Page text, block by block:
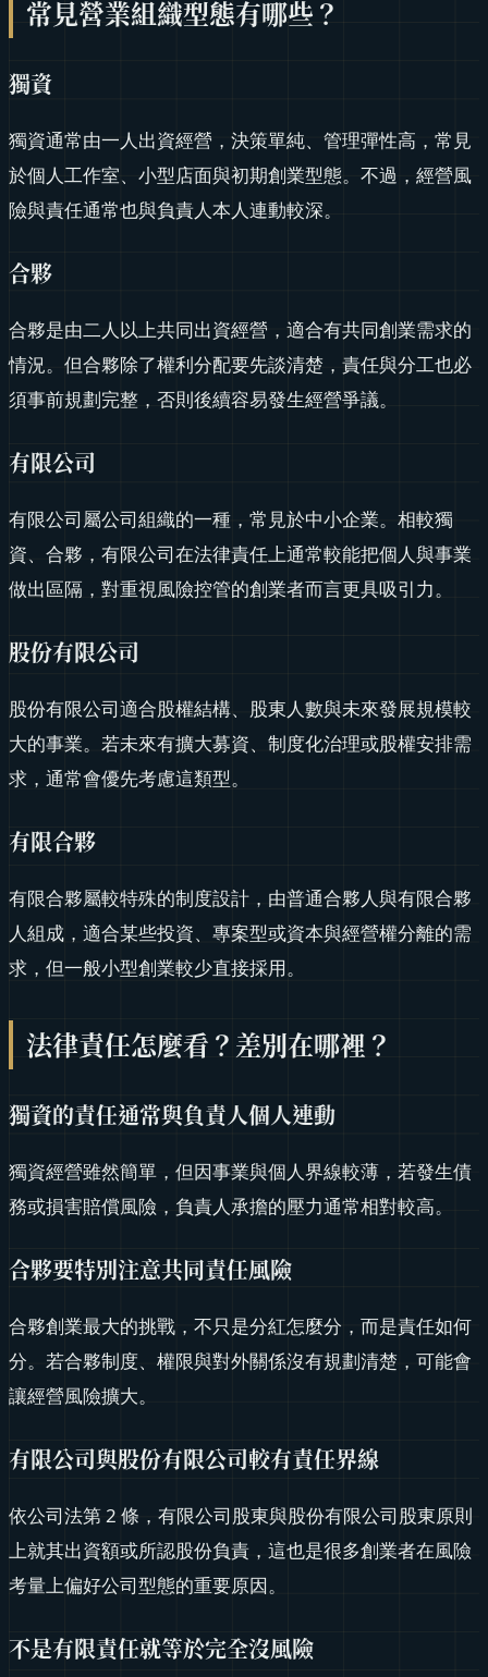
常見營業組織型態有哪些？
獨資
獨資通常由一人出資經營，決策單純、管理彈性高，常見
於個人工作室、小型店面與初期創業型態。不過，經營風
險與責任通常也與負責人本人連動較深。
合夥
合夥是由二人以上共同出資經營，適合有共同創業需求的
情況。但合夥除了權利分配要先談清楚，責任與分工也必
須事前規劃完整，否則後續容易發生經營爭議。
有限公司
有限公司屬公司組織的一種，常見於中小企業。相較獨
資、合夥，有限公司在法律責任上通常較能把個人與事業
做出區隔，對重視風險控管的創業者而言更具吸引力。
股份有限公司
股份有限公司適合股權結構、股東人數與未來發展規模較
大的事業。若未來有擴大募資、制度化治理或股權安排需
求，通常會優先考慮這類型。
有限合夥
有限合夥屬較特殊的制度設計，由普通合夥人與有限合夥
人組成，適合某些投資、專案型或資本與經營權分離的需
求，但一般小型創業較少直接採用。
法律責任怎麼看？差別在哪裡？
獨資的責任通常與負責人個人連動
獨資經營雖然簡單，但因事業與個人界線較薄，若發生債
務或損害賠償風險，負責人承擔的壓力通常相對較高。
合夥要特別注意共同責任風險
合夥創業最大的挑戰，不只是分紅怎麼分，而是責任如何
分。若合夥制度、權限與對外關係沒有規劃清楚，可能會
讓經營風險擴大。
有限公司與股份有限公司較有責任界線
依公司法第 2 條，有限公司股東與股份有限公司股東原則
上就其出資額或所認股份負責，這也是很多創業者在風險
考量上偏好公司型態的重要原因。
不是有限責任就等於完全沒風險